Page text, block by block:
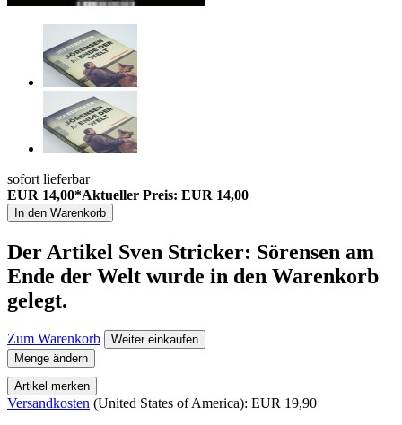
sofort lieferbar
EUR 14,00*Aktueller Preis: EUR 14,00
In den Warenkorb
Der Artikel Sven Stricker: Sörensen am
Ende der Welt wurde in den Warenkorb
gelegt.
Zum Warenkorb
Weiter einkaufen
Menge ändern
Artikel merken
Versandkosten (United States of America): EUR 19,90